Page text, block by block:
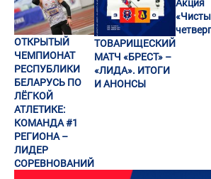
ОТКРЫТЫЙ
ЧЕМПИОНАТ
РЕСПУБЛИКИ
БЕЛАРУСЬ ПО
ЛЁГКОЙ
АТЛЕТИКЕ:
КОМАНДА #1
РЕГИОНА –
ЛИДЕР
СОРЕВНОВАНИЙ
ТОВАРИЩЕСКИЙ
МАТЧ «БРЕСТ» –
«ЛИДА». ИТОГИ
И АНОНСЫ
Акция